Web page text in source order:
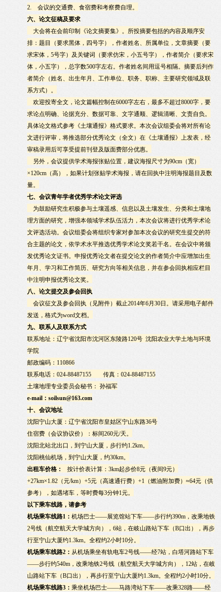
2. 会议的交通费、食宿费和考察费自理。
六、论文征稿及要求
大会将在会前印制《论文摘要集》。所投摘要包括的内容及顺序安
排：题目（要求黑体，四号字），作者姓名、所属单位，文章摘要（要
求宋体， 5号字）及关键词（要求仿宋，小五号字），作者简介（要求宋
体，小五字），总字数500字左右。作者姓名间用逗号相隔。摘要后列作
者简介（姓名、出生年月、工作单位、职务、职称、主要研究领域及联
系方式）。
欢迎投寄全文，论文篇幅控制在6000字左右，最多不超过8000字，要
求论点明确、论据充分、数据可靠、文字通顺、逻辑清晰、文责自负。
具体论文格式参考《土壤通报》格式要求。本次会议组委会将对所有论
文进行评审，将推选部分优秀论文（全文）在《土壤通报》上发表，经
审稿录用后可享受提前刊登及版面费部分优惠。
另外，会议提供学术海报张贴位置，建议海报尺寸为90cm （宽）
×120cm （高），如果计划张贴学术海报，请在回执中注明海报题目及数
量。
七、会议青年学者优秀学术论文评选
为鼓励研究生积极参与土壤遥感、信息以及土壤发生、分类和土壤地
理方面的研究，增强本领域学术队伍活力，本次会议将进行优秀学术论
文评选活动。会议组委会将组织专家对参加本次会议的研究生提交的符
合主题的论文，依学术水平推选优秀学术论文奖若干名。在会议中将颁
发优秀论文证书。申报优秀论文者在提交论文的作者简介中应增加出生
年月、学习和工作简历、研究方向等相关信息，并在参会回执相应栏目
中注明申报优秀论文奖。
八、论文提交及参会回执
会议征文及参会回执（见附件）截止2014年6月 30日。请采用电子邮件
发送，格式为word文档。
九、联系人及联系方式
联系地址：辽宁省沈阳市沈河区东陵路120号 沈阳农业大学土地与环境
学院
邮政编码： 110866
联系电话： 024-88487155 传真： 024-88487155
土壤地理专业委员会秘书： 孙福军
e-mail ： soilsun@163.com
十、会议地址
沈阳宁山大厦：辽宁省沈阳市皇姑区宁山东路36号
住宿费（会议协议价）：标间260元/天。
沈阳北站北出口，到宁山大厦，步行约1.2km。
沈阳桃仙机场，到宁山大厦，约30km。
出租车价格：
按计价表计算： 3km起步价8元（夜间9元）
+27km×1.82 （元/km） +5元（高速通行费） +1 （燃油附加费）≈64元（供
参考），如遇堵车，等时费每3分钟1元。
以下乘车线路，请参考
机场乘车线路1 ： 机场巴士——展览馆站下车——步行约390m ，改乘地铁
2号线（航空航天大学城方向）， 6站，在岐山路站下车（B口出），再步
行至宁山大厦约1.3km。全程约2小时10分。
机场乘车线路2 ： 从机场乘坐有轨电车2号线——经7站，白塔河路站下车
——步行约540m ，改乘地铁2号线（航空航天大学城方向）， 12站，在岐
山路站下车（B口出），再步行至宁山大厦约1.3km。全程约2小时10分。
机场乘车线路3 ： 乘坐机场巴士——马路湾站下车——改乘328路——经